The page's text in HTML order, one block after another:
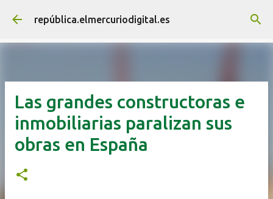
Ir al contenido principal
república.elmercuriodigital.es
Las grandes constructoras e
inmobiliarias paralizan sus
obras en España